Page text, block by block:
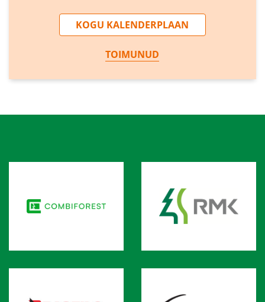
KOGU KALENDERPLAAN
TOIMUNUD